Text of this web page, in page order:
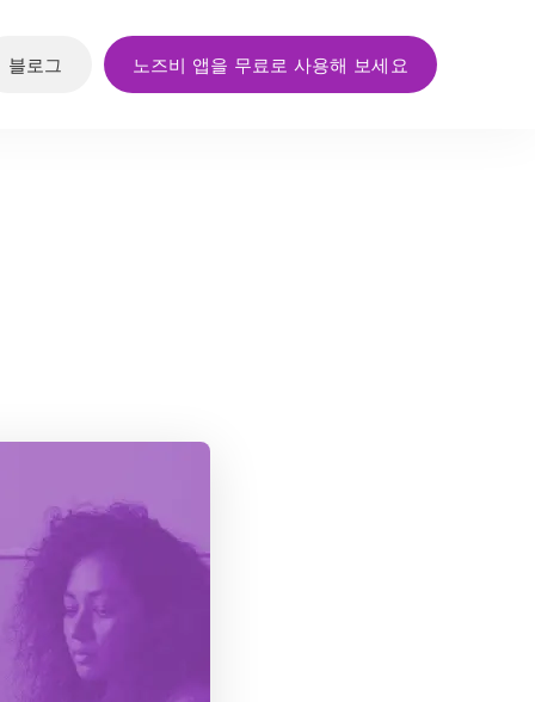
블로그 노즈비 앱을 무료로 사용해 보세요